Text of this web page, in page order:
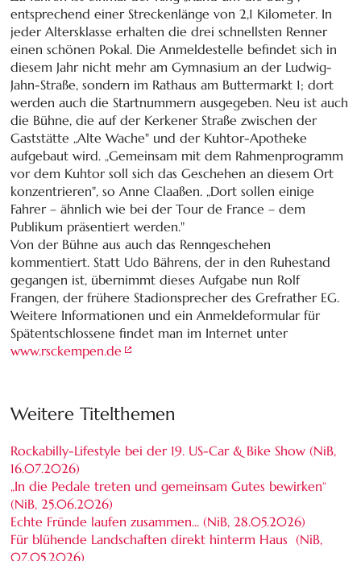
entsprechend einer Streckenlänge von 2,1 Kilometer. In
jeder Altersklasse erhalten die drei schnellsten Renner
einen schönen Pokal. Die Anmeldestelle befindet sich in
diesem Jahr nicht mehr am Gymnasium an der Ludwig-
Jahn-Straße, sondern im Rathaus am Buttermarkt 1; dort
werden auch die Startnummern ausgegeben. Neu ist auch
die Bühne, die auf der Kerkener Straße zwischen der
Gaststätte „Alte Wache" und der Kuhtor-Apotheke
aufgebaut wird. „Gemeinsam mit dem Rahmenprogramm
vor dem Kuhtor soll sich das Geschehen an diesem Ort
konzentrieren", so Anne Claaßen. „Dort sollen einige
Fahrer – ähnlich wie bei der Tour de France – dem
Publikum präsentiert werden."
Von der Bühne aus auch das Renngeschehen
kommentiert. Statt Udo Bährens, der in den Ruhestand
gegangen ist, übernimmt dieses Aufgabe nun Rolf
Frangen, der frühere Stadionsprecher des Grefrather EG.
Weitere Informationen und ein Anmeldeformular für
Spätentschlossene findet man im Internet unter
www.rsckempen.de
Weitere Titelthemen
Rockabilly-Lifestyle bei der 19. US-Car & Bike Show (NiB,
16.07.2026)
„In die Pedale treten und gemeinsam Gutes bewirken“
(NiB,25.06.2026)
Echte Fründe laufen zusammen... (NiB,28.05.2026)
Für blühende Landschaften direkt hinterm Haus (NiB,
07.05.2026)